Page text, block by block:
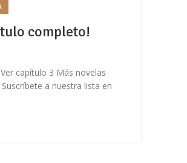
completo!
capítulo 3 Más novelas
a nuestra lista en